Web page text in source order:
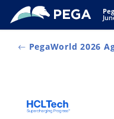
Zum Hauptinhalt
PegaWorld 2026